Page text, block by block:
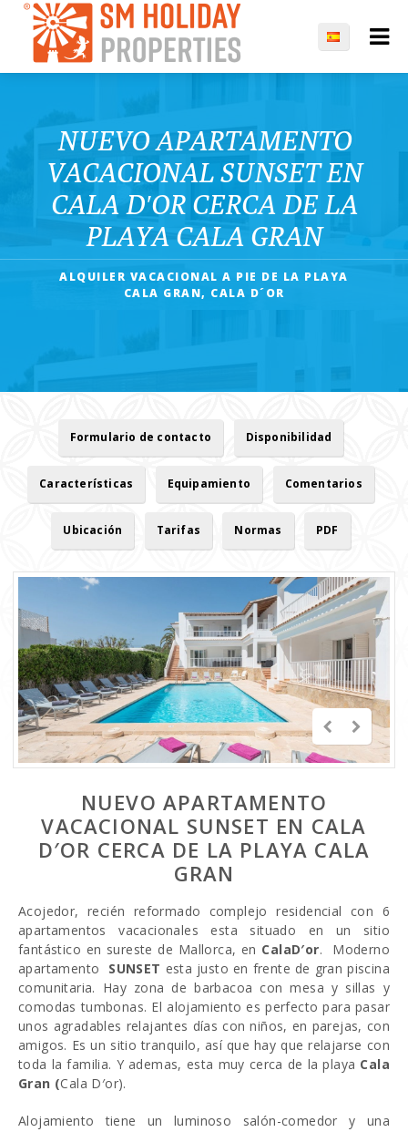
NUEVO APARTAMENTO
VACACIONAL SUNSET EN
CALA D′OR CERCA DE LA
PLAYA CALA GRAN
ALQUILER VACACIONAL A PIE DE LA PLAYA
CALA GRAN, CALA D´OR
Formulario de contacto Disponibilidad
Características Equipamiento Comentarios
Ubicación Tarifas Normas PDF
NUEVO APARTAMENTO
VACACIONAL SUNSET EN CALA
D′OR CERCA DE LA PLAYA CALA
GRAN
Acojedor, recién reformado complejo residencial con 6
apartamentos vacacionales esta situado en un sitio
fantástico en sureste de Mallorca, en CalaD′or. Moderno
apartamento SUNSET esta justo en frente de gran piscina
comunitaria. Hay zona de barbacoa con mesa y sillas y
comodas tumbonas. El alojamiento es perfecto para pasar
unos agradables relajantes días con niños, en parejas, con
amigos. Es un sitio tranquilo, así que hay que relajarse con
toda la familia. Y ademas, esta muy cerca de la playa Cala
Gran (Cala D′or).
Alojamiento tiene un luminoso salón-comedor y una